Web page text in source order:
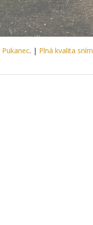
Pukanec. | Plná kvalita